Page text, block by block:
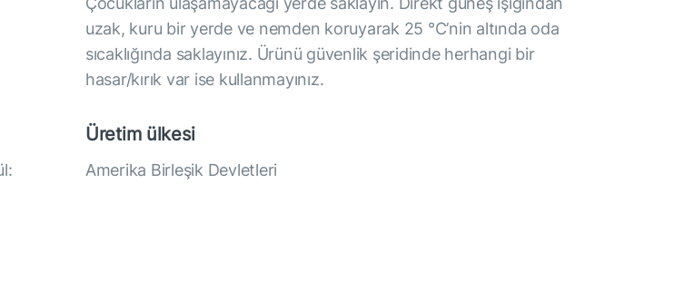
uzak, kuru bir yerde ve nemden koruyarak 25 °C’nin altında oda
sıcaklığında saklayınız. Ürünü güvenlik şeridinde herhangi bir
hasar/kırık var ise kullanmayınız.
Üretim ülkesi
Amerika Birleşik Devletleri